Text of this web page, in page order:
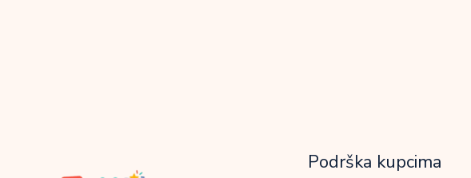
Podrška kupcima